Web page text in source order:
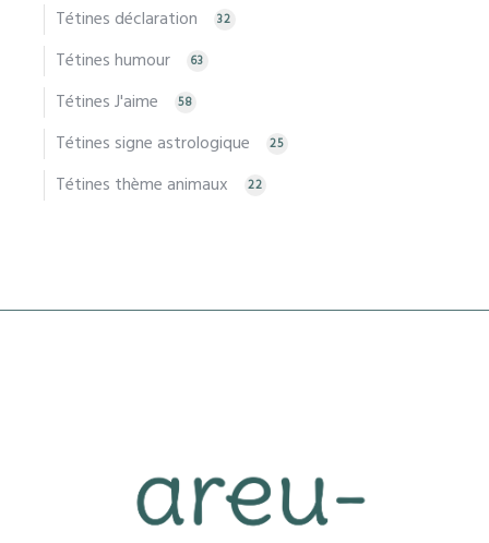
Tétines déclaration 32
Tétines humour 63
Tétines J'aime 58
Tétines signe astrologique 25
Tétines thème animaux 22